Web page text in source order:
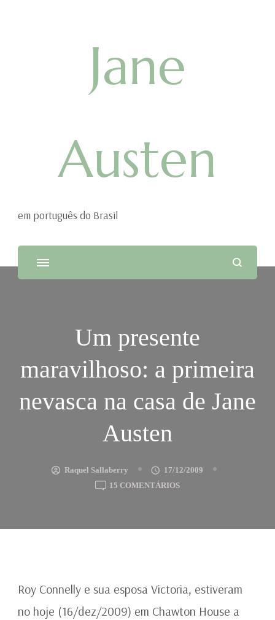
Jane
Austen
em português do Brasil
Um presente
maravilhoso: a primeira
nevasca na casa de Jane
Austen
Raquel Sallaberry
17/12/2009
15 COMENTÁRIOSEM
MARAVILHOSO:
NA
CASA
DE
Roy Connelly e sua esposa Victoria, estiveram
no hoje (16/dez/2009) em Chawton House a